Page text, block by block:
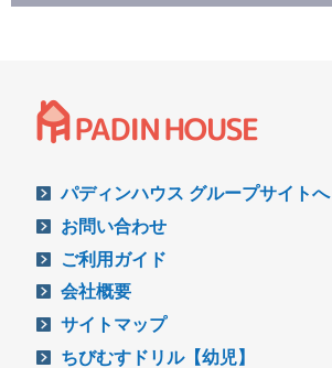
パディンハウス グループサイトへ
お問い合わせ
ご利用ガイド
会社概要
サイトマップ
ちびむすドリル【幼児】